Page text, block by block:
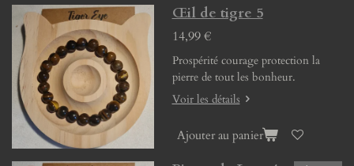
Œil de tigre 5
14,99 €
Prospérité courage protection la
pierre de tout les bonheur.
Voir les détails
Ajouter au panier